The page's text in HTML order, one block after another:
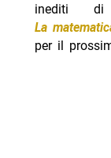
inediti
La
per il